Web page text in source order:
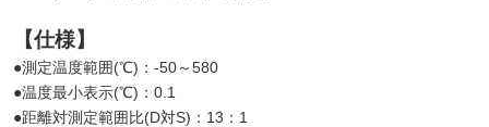
【仕様】
●測定温度範囲(℃)：-50～580
●温度最小表示(℃)：0.1
●距離対測定範囲比(D対S)：13：1